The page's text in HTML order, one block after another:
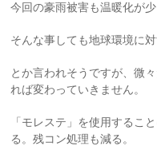
今回の豪雨被害も温暖化が
そんな事しても地球環境に
とか言われそうですが、微
れば変わっていきません。
「モレステ」を使用するこ
る。残コン処理も減る。